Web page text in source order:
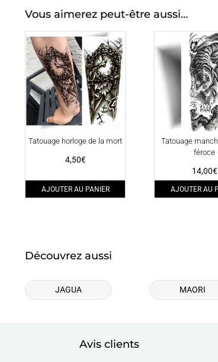
Vous aimerez peut-être aussi…
Tatouage horloge de la mort
4,50€
AJOUTER AU PANIER
Tatouage
féroce
14,00€
AJOUTER AU
Découvrez aussi
JAGUA MAORI
Avis clients